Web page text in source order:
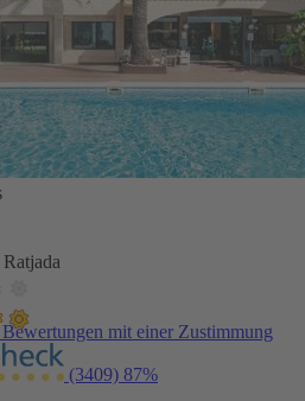
mit einer Zustimmung
(3409) 87%